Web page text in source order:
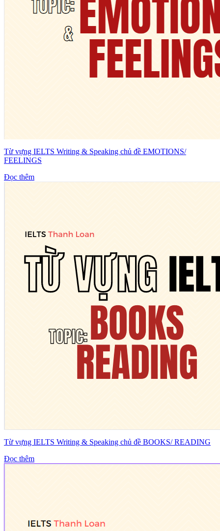
Từ vựng IELTS Writing & Speaking chủ đề EMOTIONS/
FEELINGS
Đọc thêm
Từ vựng IELTS Writing & Speaking chủ đề BOOKS/ READING
Đọc thêm